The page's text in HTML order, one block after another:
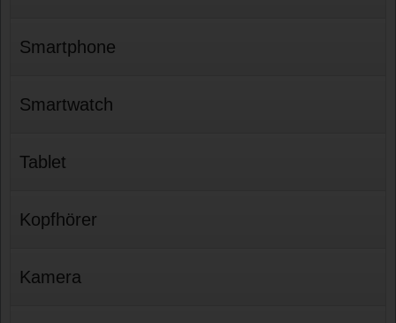
Smartphone
Smartwatch
Tablet
Kopfhörer
Kamera